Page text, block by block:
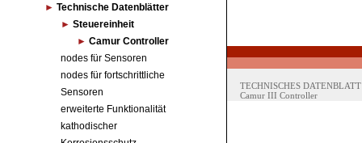
Technische Datenblätter
Steuereinheit
Camur Controller
nodes für Sensoren
nodes für fortschrittliche
Sensoren
erweiterte Funktionalität
kathodischer